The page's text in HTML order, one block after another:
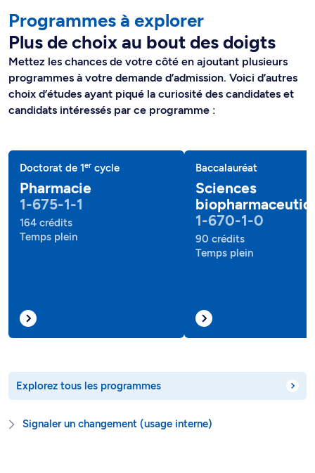
Programmes à explorer
Plus de choix au bout des doigts
Mettez les chances de votre côté en ajoutant plusieurs
programmes à votre demande d’admission. Voici d’autres
choix d’études ayant piqué la curiosité des candidates et
candidats intéressés par ce programme :
Doctorat de 1er cycle
Pharmacie
1-675-1-1
164 crédits
Temps plein
Baccalauréat
Sciences
1-670-1-0
90 crédits
Temps plein
Explorez tous les programmes
Signaler un changement (usage interne)